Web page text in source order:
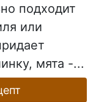
подходит
или
мята -...